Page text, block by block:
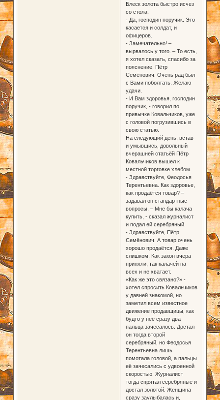
Блеск золота быстро исчез
со стола.
- Да, господин поручик. Это
касается и солдат, и
офицеров.
- Замечательно! –
вырвалось у того. – То есть,
я хотел сказать, спасибо за
пояснение, Пётр
Семёнович. Очень рад был
с Вами поболтать. Желаю
удачи.
- И Вам здоровья, господин
поручик, - говорил по
привычке Ковальчиков, уже
с головой погрузившись в
свою статью.
На следующий день, встав
и умывшись, довольный
вчерашней статьёй Пётр
Ковальчиков вышел к
местной торговке хлебом.
- Здравствуйте, Феодосья
Терентьевна. Как здоровье,
как продаётся товар? –
задавал он стандартные
вопросы. – Мне бы калача
купить, - сказал журналист
и подал ей серебряный.
- Здравствуйте, Пётр
Семёнович. А товар очень
хорошо продаётся. Даже
слишком. Как закон вчера
приняли, так калачей на
всех и не хватает.
«Как же это связано?» -
хотел спросить Ковальчиков
у давней знакомой, но
заметил всем известное
движение продавщицы, как
будто у неё сразу два
пальца зачесалось. Достал
он тогда второй
серебряный, но Феодосья
Терентьевна лишь
помотала головой, а пальцы
её зачесались с удвоенной
скоростью. Журналист
тогда спрятал серебряные и
достал золотой. Женщина
сразу заулыбалась и,